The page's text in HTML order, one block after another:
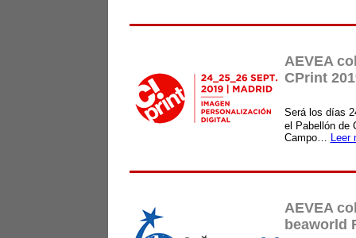
AEVEA
CPrint
Será los días
el Pabellón de
Campo… Leer
AEVEA
beaworld